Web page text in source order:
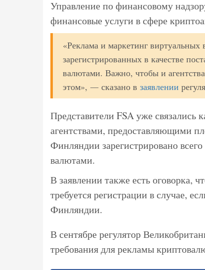
Управление по финансовому
финансовые услуги в сфере
«Реклама и маркетинг
зарегистрированных в качестве
валютами. Важно, чтобы и
этом», ― сказано в заявлении
Представители FSA уже связались
агентствами, предоставляющими
Финляндии зарегистрировано
валютами.
В заявлении также есть
требуется регистрации в случае,
Финляндии.
В сентябре регулятор
требования для рекламы